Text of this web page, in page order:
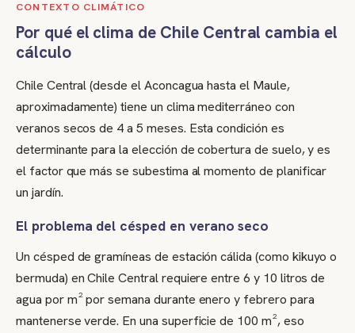
CONTEXTO CLIMÁTICO
Por qué el clima de Chile Central cambia el
cálculo
Chile Central (desde el Aconcagua hasta el Maule,
aproximadamente) tiene un clima mediterráneo con
veranos secos de 4 a 5 meses. Esta condición es
determinante para la elección de cobertura de suelo, y es
el factor que más se subestima al momento de planificar
un jardín.
El problema del césped en verano seco
Un césped de gramíneas de estación cálida (como kikuyo o
bermuda) en Chile Central requiere entre 6 y 10 litros de
agua por m² por semana durante enero y febrero para
mantenerse verde. En una superficie de 100 m², eso